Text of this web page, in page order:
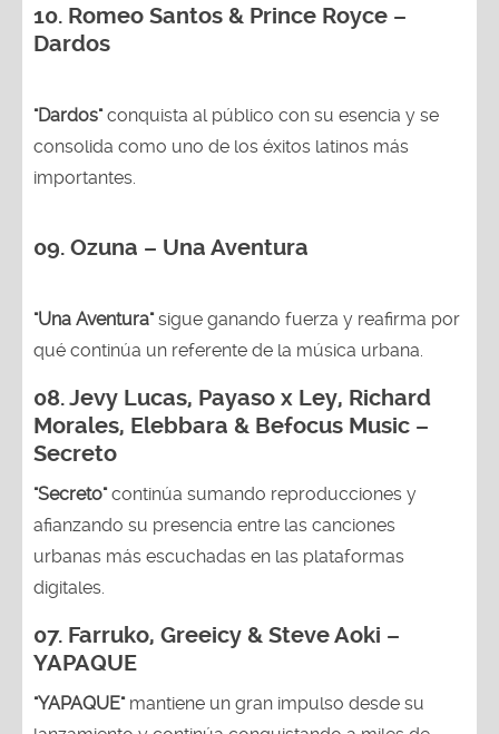
10. Romeo Santos & Prince Royce –
Dardos
"Dardos"conquista al público con su esencia y se
consolida como uno de los éxitos latinos más
importantes.
09. Ozuna – Una Aventura
"Una Aventura"sigue ganando fuerza y reafirma por
qué continúa un referente de la música urbana.
08. Jevy Lucas, Payaso x Ley, Richard
Morales, Elebbara & Befocus Music –
Secreto
"Secreto"continúa sumando reproducciones y
afianzando su presencia entre las canciones
urbanas más escuchadas en las plataformas
digitales.
07. Farruko, Greeicy & Steve Aoki –
YAPAQUE
"YAPAQUE"mantiene un gran impulso desde su